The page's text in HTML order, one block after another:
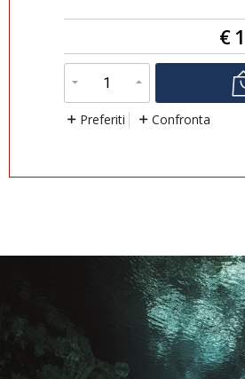
€
Preferiti Confronta